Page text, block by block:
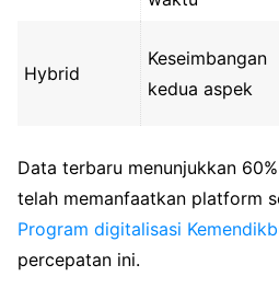
Hybrid
Keseimbangan
kedua aspek
Data terbaru menunjukkan
telah memanfaatkan platform
Program digitalisasi
percepatan ini.